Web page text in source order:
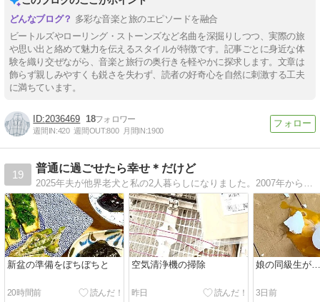
多彩な音楽と旅のエピソードを融合
ビートルズやローリング・ストーンズなど名曲を深掘りしつつ、実際の旅
や思い出と絡めて魅力を伝えるスタイルが特徴です。記事ごとに身近な体
験を織り交ぜながら、音楽と旅行の奥行きを軽やかに探求します。文章は
飾らず親しみやすくも鋭さを失わず、読者の好奇心を自然に刺激する工夫
に満ちています。
2036469 18
週間IN:420 週間OUT:800 月間IN:1900
19
普通に過ごせたら幸せ＊だけど
2025年夫が他界老犬と私の2人暮らしになりました。2007年からリウマチ治療中：生物学的製剤使用は2015年から。
新盆の準備をぼちぼちと
20時間前
空気清浄機の掃除
昨日
娘の同級生が…
3日前